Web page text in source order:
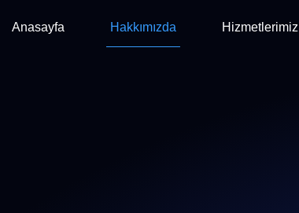
Anasayfa Hakkımızda Hizmetlerimiz